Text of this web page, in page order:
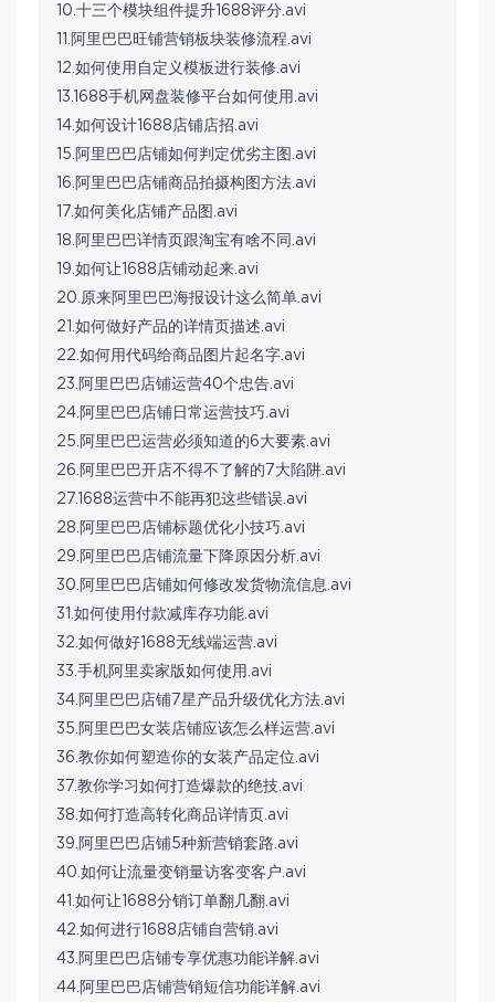
10.十三个模块组件提升1688评分.avi
11.阿里巴巴旺铺营销板块装修流程.avi
12.如何使用自定义模板进行装修.avi
13.1688手机网盘装修平台如何使用.avi
14.如何设计1688店铺店招.avi
15.阿里巴巴店铺如何判定优劣主图.avi
16.阿里巴巴店铺商品拍摄构图方法.avi
17.如何美化店铺产品图.avi
18.阿里巴巴详情页跟淘宝有啥不同.avi
19.如何让1688店铺动起来.avi
20.原来阿里巴巴海报设计这么简单.avi
21.如何做好产品的详情页描述.avi
22.如何用代码给商品图片起名字.avi
23.阿里巴巴店铺运营40个忠告.avi
24.阿里巴巴店铺日常运营技巧.avi
25.阿里巴巴运营必须知道的6大要素.avi
26.阿里巴巴开店不得不了解的7大陷阱.avi
27.1688运营中不能再犯这些错误.avi
28.阿里巴巴店铺标题优化小技巧.avi
29.阿里巴巴店铺流量下降原因分析.avi
30.阿里巴巴店铺如何修改发货物流信息.avi
31.如何使用付款减库存功能.avi
32.如何做好1688无线端运营.avi
33.手机阿里卖家版如何使用.avi
34.阿里巴巴店铺7星产品升级优化方法.avi
35.阿里巴巴女装店铺应该怎么样运营.avi
36.教你如何塑造你的女装产品定位.avi
37.教你学习如何打造爆款的绝技.avi
38.如何打造高转化商品详情页.avi
39.阿里巴巴店铺5种新营销套路.avi
40.如何让流量变销量访客变客户.avi
41.如何让1688分销订单翻几翻.avi
42.如何进行1688店铺自营销.avi
43.阿里巴巴店铺专享优惠功能详解.avi
44.阿里巴巴店铺营销短信功能详解.avi